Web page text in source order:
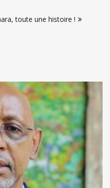
toute une histoire !